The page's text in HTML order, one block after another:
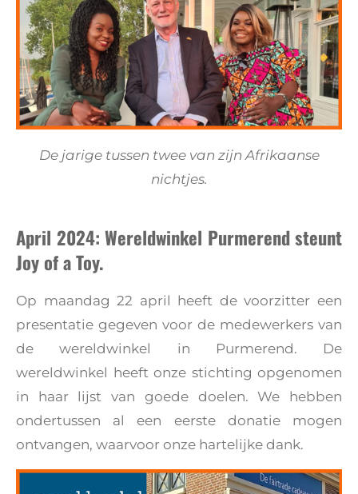
De jarige tussen twee van zijn Afrikaanse
nichtjes.
April 2024: Wereldwinkel Purmerend steunt
Joy of a Toy.
Op maandag 22 april heeft de voorzitter een
presentatie gegeven voor de medewerkers van
de wereldwinkel in Purmerend. De
wereldwinkel heeft onze stichting opgenomen
in haar lijst van goede doelen. We hebben
ondertussen al een eerste donatie mogen
ontvangen, waarvoor onze hartelijke dank.